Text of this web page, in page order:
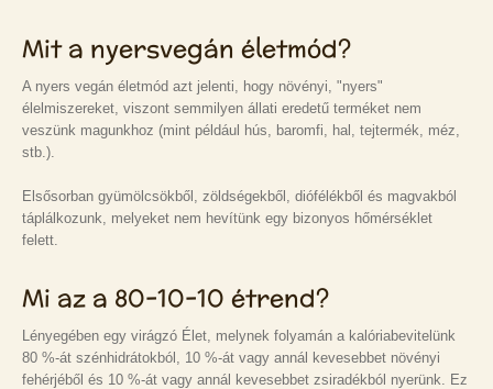
Mit a nyersvegán életmód?
A nyers vegán életmód azt jelenti, hogy növényi, "nyers"
élelmiszereket, viszont semmilyen állati eredetű terméket nem
veszünk magunkhoz (mint például hús, baromfi, hal, tejtermék, méz,
stb.).
Elsősorban gyümölcsökből, zöldségekből, diófélékből és magvakból
táplálkozunk, melyeket nem hevítünk egy bizonyos hőmérséklet
felett.
Mi az a 80-10-10 étrend?
Lényegében egy virágzó Élet, melynek folyamán a kalóriabevitelünk
80 %-át szénhidrátokból, 10 %-át vagy annál kevesebbet növényi
fehérjéből és 10 %-át vagy annál kevesebbet zsiradékból nyerünk. Ez